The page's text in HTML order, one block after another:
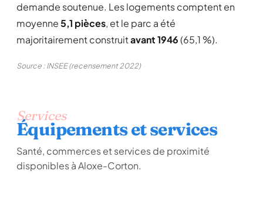
demande soutenue. Les logements comptent en
moyenne5,1 pièces, et le parc a été
majoritairement construitavant 1946(65,1 %).
Source : INSEE (recensement 2022)
Services
Équipements et services
Santé, commerces et services de proximité
disponibles à Aloxe-Corton.